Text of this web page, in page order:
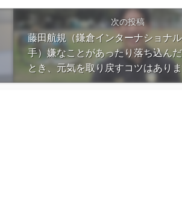
次の投稿
藤田航規（鎌倉インターナショナル
手）嫌なことがあったり落ち込ん
とき、元気を取り戻すコツはあり